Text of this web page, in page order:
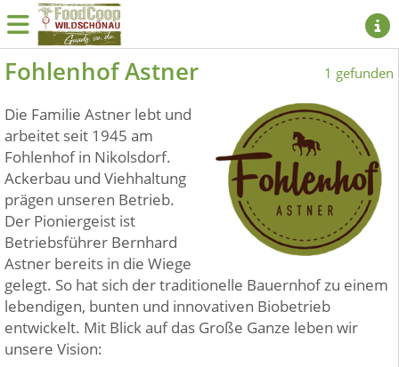
Fohlenhof Astner 1 gefunden
Die Familie Astner lebt und
arbeitet seit 1945 am
Fohlenhof in Nikolsdorf.
Ackerbau und Viehhaltung
prägen unseren Betrieb.
Der Pioniergeist ist
Betriebsführer Bernhard
Astner bereits in die Wiege
gelegt. So hat sich der traditionelle Bauernhof zu einem
lebendigen, bunten und innovativen Biobetrieb
entwickelt. Mit Blick auf das Große Ganze leben wir
unsere Vision: